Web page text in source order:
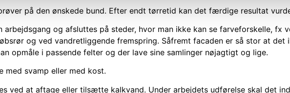
på den ønskede bund. Efter endt tørretid kan det færdige resultat
arbejdsgang og afsluttes på steder, hvor man ikke kan se farveforskelle, fx
og ved vandretliggende fremspring. Såfremt facaden er så stor at
opmåle i passende felter og der lave sine samlinger nøjagtigt og lige.
med svamp eller med kost.
ved at aftage eller tilsætte kalkvand. Under arbejdets udførelse skal det